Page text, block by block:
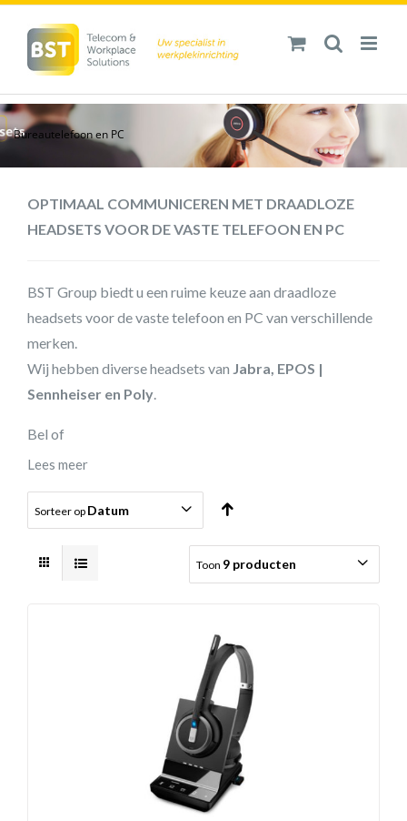
inhoud
Bureautelefoon en PC
OPTIMAAL COMMUNICEREN MET DRAADLOZE
HEADSETS VOOR DE VASTE TELEFOON EN PC
BST Group biedt u een ruime keuze aan draadloze
headsets voor de vaste telefoon en PC van verschillende
merken.
Wij hebben diverse headsets van Jabra, EPOS |
Sennheiser en Poly
Bel of
Lees meer
Sorteer op Datum
Toon 9 producten